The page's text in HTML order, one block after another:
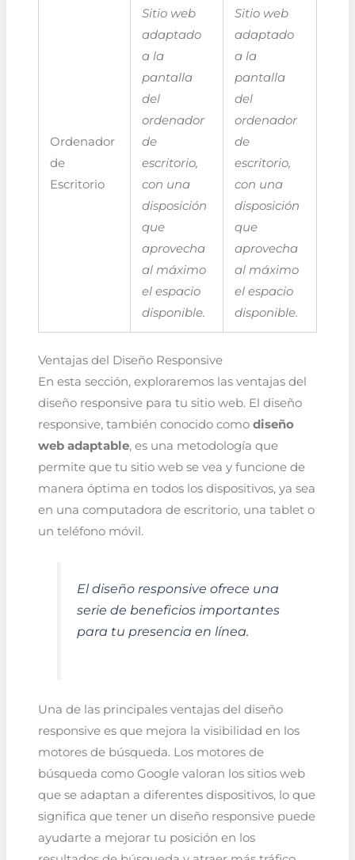
Ordenador
de
Escritorio
Sitio web
adaptado
a la
pantalla
del
ordenador
de
escritorio,
con una
disposición
que
aprovecha
al máximo
el espacio
disponible.
Sitio web
adaptado
a la
pantalla
del
ordenador
de
escritorio,
con una
disposición
que
aprovecha
al máximo
el espacio
disponible.
Ventajas del Diseño Responsive
En esta sección, exploraremos las ventajas del
diseño responsive para tu sitio web. El diseño
responsive, también conocido como diseño
web adaptable, es una metodología que
permite que tu sitio web se vea y funcione de
manera óptima en todos los dispositivos, ya sea
en una computadora de escritorio, una tablet o
un teléfono móvil.
El diseño responsive ofrece una
serie de beneficios importantes
para tu presencia en línea.
Una de las principales ventajas del diseño
responsive es que mejora la visibilidad en los
motores de búsqueda. Los motores de
búsqueda como Google valoran los sitios web
que se adaptan a diferentes dispositivos, lo que
significa que tener un diseño responsive puede
ayudarte a mejorar tu posición en los